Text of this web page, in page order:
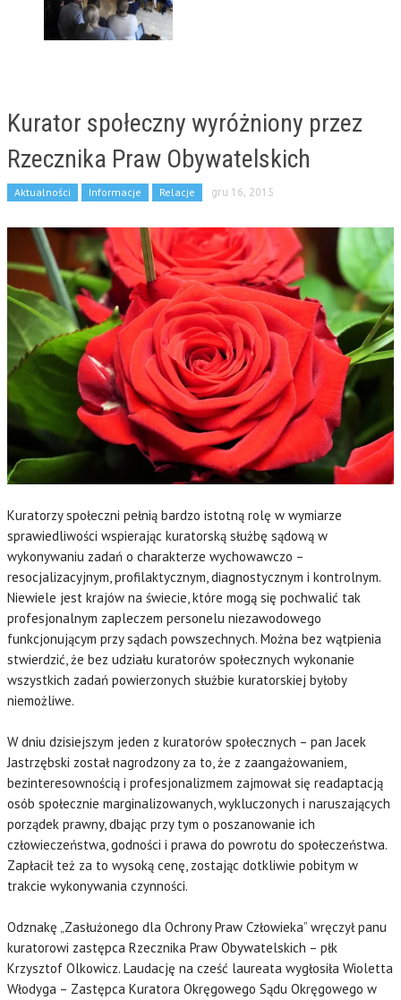
Kurator społeczny wyróżniony przez
Rzecznika Praw Obywatelskich
Aktualności Informacje Relacje gru 16, 2015
Kuratorzy społeczni pełnią bardzo istotną rolę w wymiarze
sprawiedliwości wspierając kuratorską służbę sądową w
wykonywaniu zadań o charakterze wychowawczo –
resocjalizacyjnym, profilaktycznym, diagnostycznym i kontrolnym.
Niewiele jest krajów na świecie, które mogą się pochwalić tak
profesjonalnym zapleczem personelu niezawodowego
funkcjonującym przy sądach powszechnych. Można bez wątpienia
stwierdzić, że bez udziału kuratorów społecznych wykonanie
wszystkich zadań powierzonych służbie kuratorskiej byłoby
niemożliwe.
W dniu dzisiejszym jeden z kuratorów społecznych – pan Jacek
Jastrzębski został nagrodzony za to, że z zaangażowaniem,
bezinteresownością i profesjonalizmem zajmował się readaptacją
osób społecznie marginalizowanych, wykluczonych i naruszających
porządek prawny, dbając przy tym o poszanowanie ich
człowieczeństwa, godności i prawa do powrotu do społeczeństwa.
Zapłacił też za to wysoką cenę, zostając dotkliwie pobitym w
trakcie wykonywania czynności.
Odznakę „Zasłużonego dla Ochrony Praw Człowieka” wręczył panu
kuratorowi zastępca Rzecznika Praw Obywatelskich – płk
Krzysztof Olkowicz. Laudację na cześć laureata wygłosiła Wioletta
Włodyga – Zastępca Kuratora Okręgowego Sądu Okręgowego w